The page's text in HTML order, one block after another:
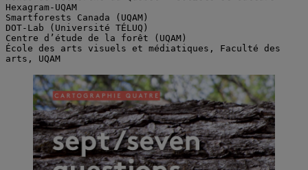
Hexagram-UQAM
Smartforests Canada (UQAM)
DOT-Lab (Université TÉLUQ)
Centre d’étude de la forêt (UQAM)
École des arts visuels et médiatiques, Faculté des
arts, UQAM